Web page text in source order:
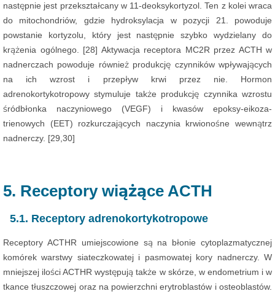
następnie jest przekształcany w 11-deoksykortyzol. Ten z kolei wraca
do mitochondriów, gdzie hydroksylacja w pozycji 21. powoduje
powstanie kortyzolu, który jest następnie szybko wydzielany do
krążenia ogólnego. [28] Aktywacja receptora MC2R przez ACTH w
nadnerczach powoduje również produkcję czynników wpływających
na ich wzrost i przepływ krwi przez nie. Hormon
adrenokortykotropowy stymuluje także produkcję czynnika wzrostu
śródbłonka naczyniowego (VEGF) i kwasów epoksy-eikoza-
trienowych (EET) rozkurczających naczynia krwionośne wewnątrz
nadnerczy. [29,30]
5. Receptory wiążące ACTH
5.1. Receptory adrenokortykotropowe
Receptory ACTHR umiejscowione są na błonie cytoplazmatycznej
komórek warstwy siateczkowatej i pasmowatej kory nadnerczy. W
mniejszej ilości ACTHR występują także w skórze, w endometrium i w
tkance tłuszczowej oraz na powierzchni erytroblastów i osteoblastów.